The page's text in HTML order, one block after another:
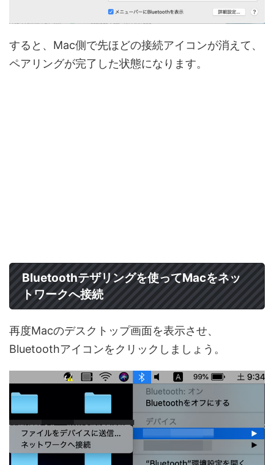
すると、Mac側で先ほどの接続アイコンが消えて、
ペアリングが完了した状態になります。
Bluetoothテザリングを使ってMacをネッ
トワークへ接続
再度Macのデスクトップ画面を表示させ、
Bluetoothアイコンをクリックしましょう。